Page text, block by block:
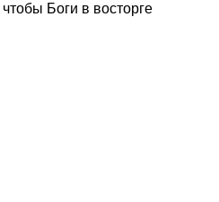
Боги в восторге